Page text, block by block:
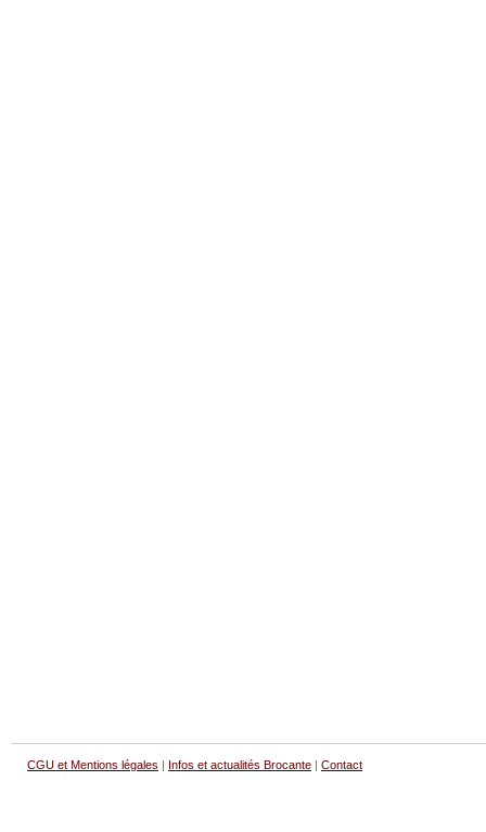
CGU et Mentions légales | Infos et actualités Brocante | Contact